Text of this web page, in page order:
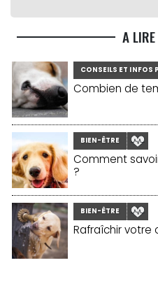
A
CONSEILS ET INFOS
Combien de
BIEN-ÊTRE
Comment
?
BIEN-ÊTRE
Rafraîchir votre